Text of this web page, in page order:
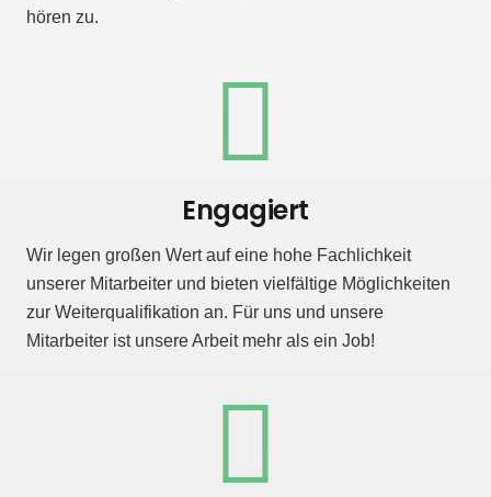
hören zu.
Engagiert
Wir legen großen Wert auf eine hohe Fachlichkeit
unserer Mitarbeiter und bieten vielfältige Möglichkeiten
zur Weiterqualifikation an. Für uns und unsere
Mitarbeiter ist unsere Arbeit mehr als ein Job!